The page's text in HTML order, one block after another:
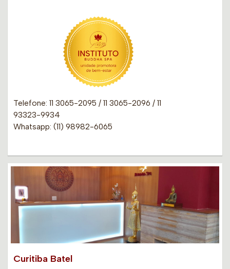
Telefone: 11 3065-2095 / 11 3065-2096 / 11
93323-9934
Whatsapp: (11) 98982-6065
Curitiba Batel